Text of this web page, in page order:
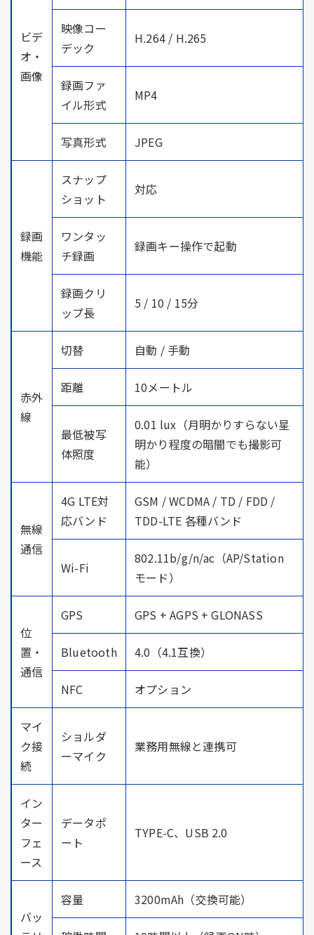
ビデ
オ・
画像
映像コー
デック
H.264 / H.265
録画ファ
イル形式
MP4
写真形式 JPEG
録画
機能
スナップ
ショット
対応
ワンタッ
チ録画
録画キー操作で起動
録画クリ
ップ長
5 / 10 / 15分
赤外
線
切替 自動 / 手動
距離 10メートル
最低被写
体照度
0.01 lux（月明かりすらない星
明かり程度の暗闇でも撮影可
能）
無線
通信
4G LTE対
応バンド
GSM / WCDMA / TD / FDD /
TDD-LTE 各種バンド
Wi-Fi
802.11b/g/n/ac（AP/Station
モード）
位
置・
通信
GPS GPS + AGPS + GLONASS
Bluetooth 4.0（4.1互換）
NFC オプション
マイ
ク接
続
ショルダ
ーマイク
業務用無線と連携可
イン
ター
フェ
ース
データポ
ート
TYPE-C、USB 2.0
バッ
容量 3200mAh（交換可能）